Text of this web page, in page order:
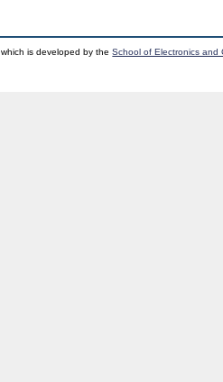
which is developed by theSchool of Electronics and